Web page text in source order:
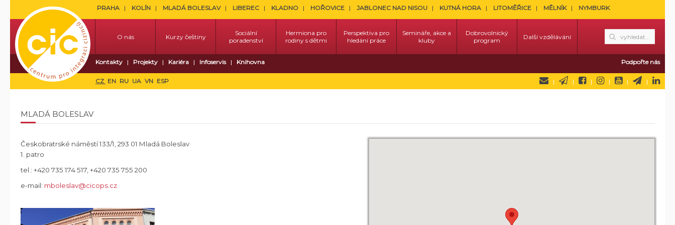
PRAHA KOLÍN MLADÁ BOLESLAV LIBEREC KLADNO HOŘOVICE JABLONEC NAD NISOU KUTNÁ HORA LITOMĚŘICE MĚLNÍK NYMBURK
O nás Kurzy češtiny
Sociální
poradenství
Hermiona pro
rodiny s dětmi
Perspektiva pro
hledání práce
Semináře, akce a
kluby
Dobrovolnický
program
Další vzdělávání
Kontakty Projekty Kariéra Infoservis Knihovna Podpořte nás
CZ EN RU UA VN ESP
MLADÁ BOLESLAV
Českobratrské náměstí 133/1, 293 01 Mladá Boleslav
1. patro
tel.: +420 735 174 517, +420 735 755 200
e-mail: mboleslav@cicops.cz